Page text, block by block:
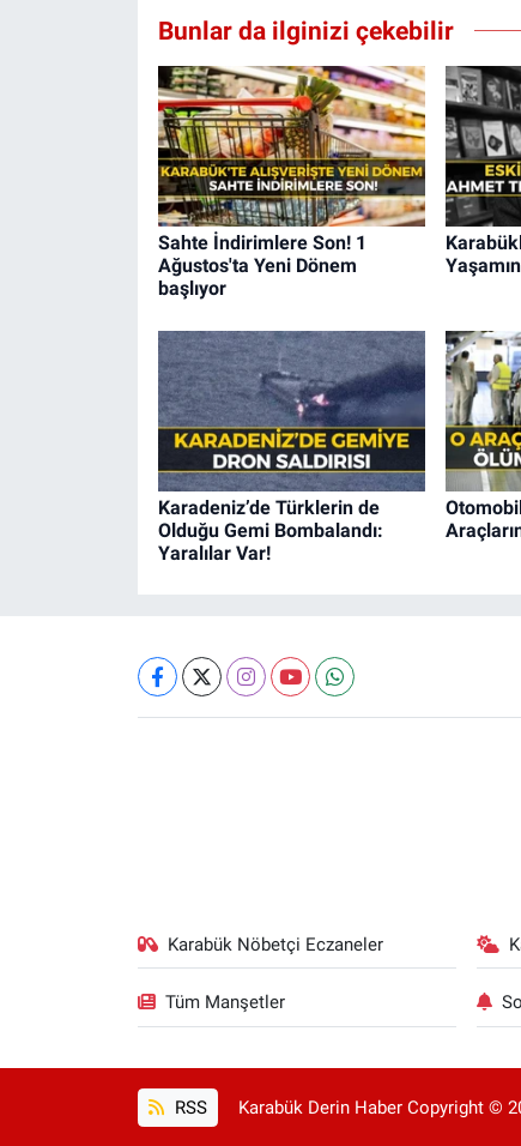
Bunlar da ilginizi çekebilir
Sahte İndirimlere Son! 1
Ağustos'ta Yeni Dönem
başlıyor
Karadeniz’de Türklerin de
Olduğu Gemi Bombalandı:
Yaralılar Var!
Karabük Nöbetçi Eczaneler
Tüm Manşetler
RSS Karabük Derin Haber Copyright ©